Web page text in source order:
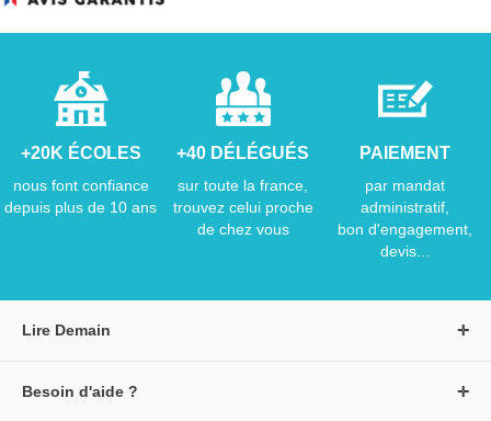
+20K ÉCOLES
nous font confiance
depuis plus de 10 ans
+40 DÉLÉGUÉS
sur toute la france,
trouvez celui proche
de chez vous
PAIEMENT
par mandat
administratif,
bon d'engagement,
devis...
Lire Demain
Besoin d'aide ?